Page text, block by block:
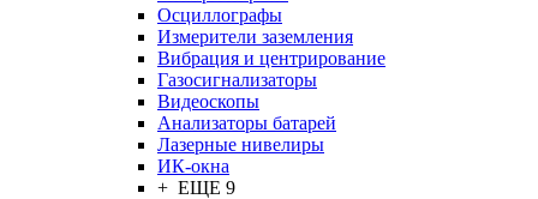
Осциллографы
Измерители заземления
Вибрация и центрирование
Газосигнализаторы
Видеоскопы
Анализаторы батарей
Лазерные нивелиры
ИК-окна
+ ЕЩЕ 9